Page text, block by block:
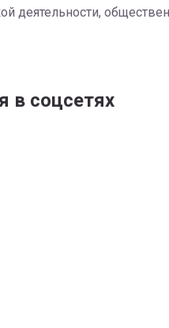
деятельности,
в соцсетях